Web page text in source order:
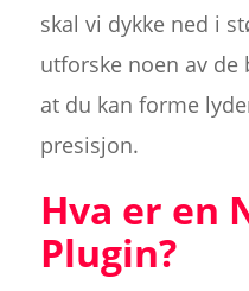
skal vi dykke ned i
utforske noen av de
at du kan forme
presisjon.
Hva er en
Plugin?